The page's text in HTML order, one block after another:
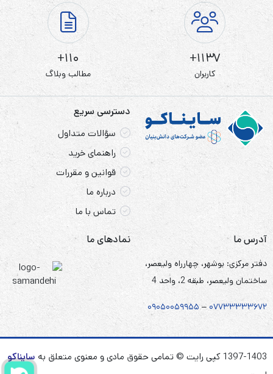
1137+
کاربران
110+
مطالب وبلاگ
دسترسی سریع
سؤالات متداول
راهنمای خرید
قوانین و مقررات
درباره ما
تماس با ما
آدرس ما
دفتر مرکزی: بوشهر، چهارراه ولیعصر،
ساختمان ولیعصر، طبقه 2، واحد 4
۰۷۷۳۳۳۳۳۶۷۲ – ۰۹۰۵۰۰۵۹۹۵۵
نمادهای ما
1397-1403 کپی رایت © تمامی حقوق مادی و معنوی متعلق به
سایناکو